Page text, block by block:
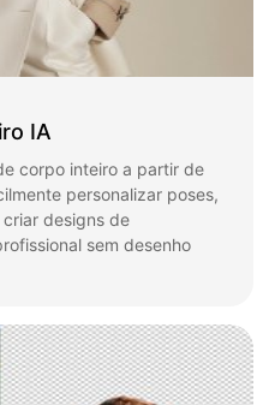
IA
corpo inteiro a partir de
personalizar poses,
designs de
sem desenho